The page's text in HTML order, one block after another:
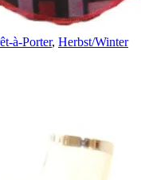
à-Porter, Herbst/Winter